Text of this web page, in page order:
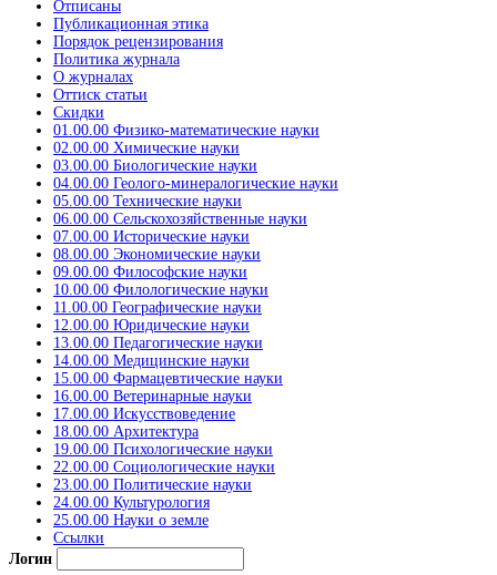
Отписаны
Публикационная этика
Порядок рецензирования
Политика журнала
О журналах
Оттиск статьи
Скидки
01.00.00 Физико-математические науки
02.00.00 Химические науки
03.00.00 Биологические науки
04.00.00 Геолого-минералогические науки
05.00.00 Технические науки
06.00.00 Сельскохозяйственные науки
07.00.00 Исторические науки
08.00.00 Экономические науки
09.00.00 Философские науки
10.00.00 Филологические науки
11.00.00 Географические науки
12.00.00 Юридические науки
13.00.00 Педагогические науки
14.00.00 Медицинские науки
15.00.00 Фармацевтические науки
16.00.00 Ветеринарные науки
17.00.00 Искусствоведение
18.00.00 Архитектура
19.00.00 Психологические науки
22.00.00 Социологические науки
23.00.00 Политические науки
24.00.00 Культурология
25.00.00 Науки о земле
Ссылки
Логин